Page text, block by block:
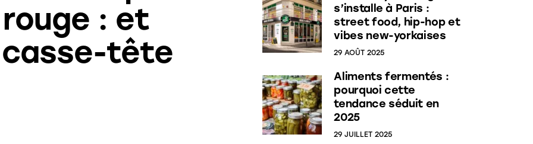
: et
casse-tête
s’installe à Paris :
street food, hip-hop et
vibes new-yorkaises
29 AOÛT 2025
Aliments fermentés :
pourquoi cette
tendance séduit en
2025
29 JUILLET 2025